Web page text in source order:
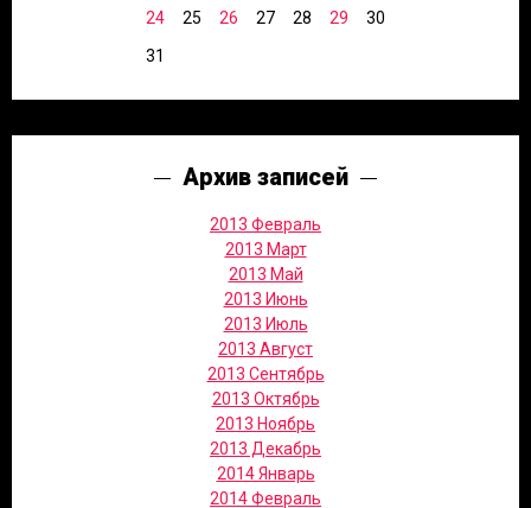
24
25 26 27 28 29
30
31
Архив записей
2013 Февраль
2013 Март
2013 Май
2013 Июнь
2013 Июль
2013 Август
2013 Сентябрь
2013 Октябрь
2013 Ноябрь
2013 Декабрь
2014 Январь
2014 Февраль